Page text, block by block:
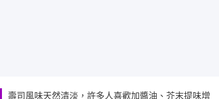
壽司風味天然清淡，許多人喜歡加醬油、芥末提味增